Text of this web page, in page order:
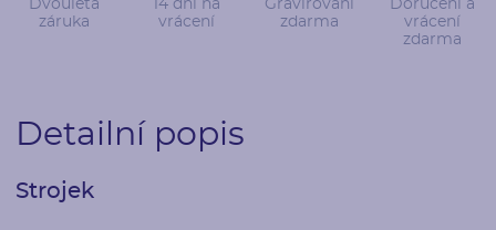
Dvouletá
záruka
14 dní na
vrácení
Gravírování
zdarma
Doručení a
vrácení
zdarma
Detailní popis
Strojek